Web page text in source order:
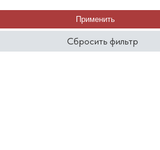
Применить
Сбросить фильтр